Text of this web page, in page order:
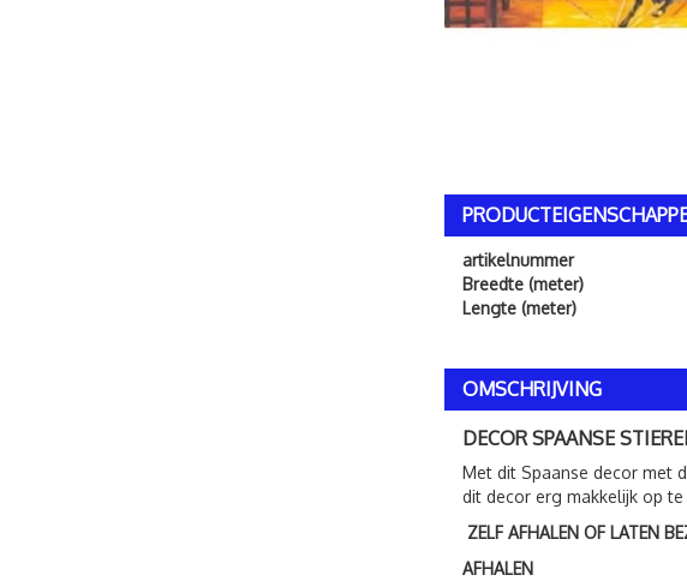
artikelnummer
Breedte (meter)
Lengte (meter)
OMSCHRIJVING
DECOR SPAANSE
Met dit Spaanse decor met
dit decor erg makkelijk op
ZELF AFHALEN OF LATEN
AFHALEN